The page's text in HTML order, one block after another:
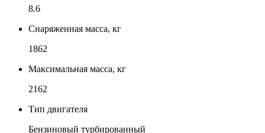
8.6
Снаряженная масса, кг
1862
Максимальная масса, кг
2162
Тип двигателя
Бензиновый турбированный